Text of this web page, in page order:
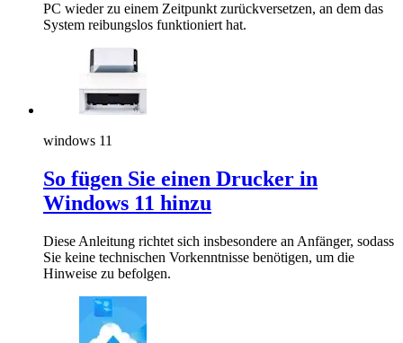
PC wieder zu einem Zeitpunkt zurückversetzen, an dem das
System reibungslos funktioniert hat.
windows 11
So fügen Sie einen Drucker in
Windows 11 hinzu
Diese Anleitung richtet sich insbesondere an Anfänger, sodass
Sie keine technischen Vorkenntnisse benötigen, um die
Hinweise zu befolgen.